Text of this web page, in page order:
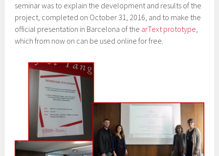
seminar was to explain the development and results of the
project, completed on October 31, 2016, and to make the
official presentation in Barcelona of the arText prototype,
which from now on can be used online for free.